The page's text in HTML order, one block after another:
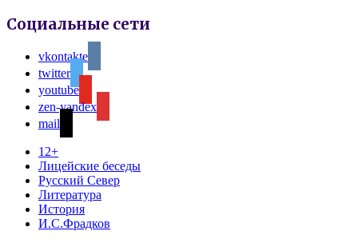
Социальные сети
vkontakte
twitter
youtube
zen-yandex
mail
12+
Лицейские беседы
Русский Север
Литература
История
И.С.Фрадков